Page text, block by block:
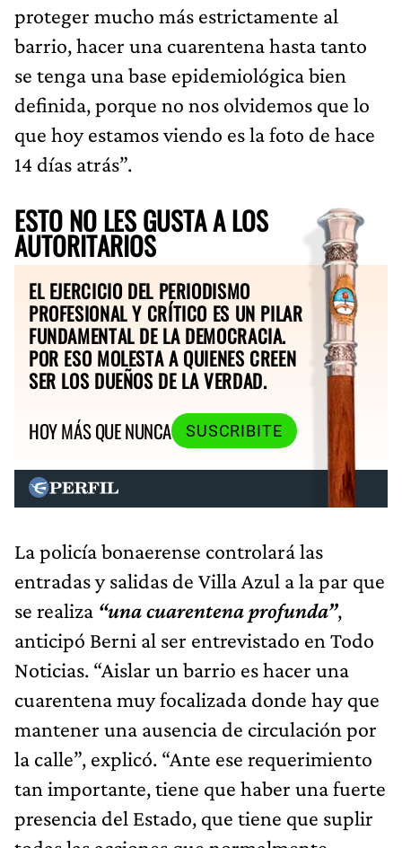
proteger mucho más estrictamente al
barrio, hacer una cuarentena hasta tanto
se tenga una base epidemiológica bien
definida, porque no nos olvidemos que lo
que hoy estamos viendo es la foto de hace
14 días atrás”.
ESTO NO LES GUSTA A LOS
AUTORITARIOS
EL EJERCICIO DEL PERIODISMO
PROFESIONAL Y CRÍTICO ES UN PILAR
FUNDAMENTAL DE LA DEMOCRACIA.
POR ESO MOLESTA A QUIENES CREEN
SER LOS DUEÑOS DE LA VERDAD.
HOY MÁS QUE NUNCA
SUSCRIBITE
La policía bonaerense controlará las
entradas y salidas de Villa Azul a la par que
se realiza “una cuarentena profunda”,
anticipó Berni al ser entrevistado en Todo
Noticias. “Aislar un barrio es hacer una
cuarentena muy focalizada donde hay que
mantener una ausencia de circulación por
la calle”, explicó. “Ante ese requerimiento
tan importante, tiene que haber una fuerte
presencia del Estado, que tiene que suplir